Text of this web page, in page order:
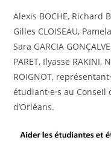
Alexis BOCHE, Richard
Gilles CLOISEAU,
Sara GARCIA
PARET, Ilyasse RAKINI,
ROIGNOT,
étudiant·e·s au
d’Orléans.